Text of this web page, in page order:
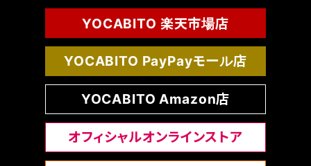
YOCABITO 楽天市場店
YOCABITO PayPayモール店
YOCABITO Amazon店
オフィシャルオンラインストア